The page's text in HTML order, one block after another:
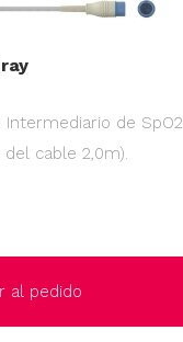
Intermediario de SpO2
del cable 2,0m).
al pedido